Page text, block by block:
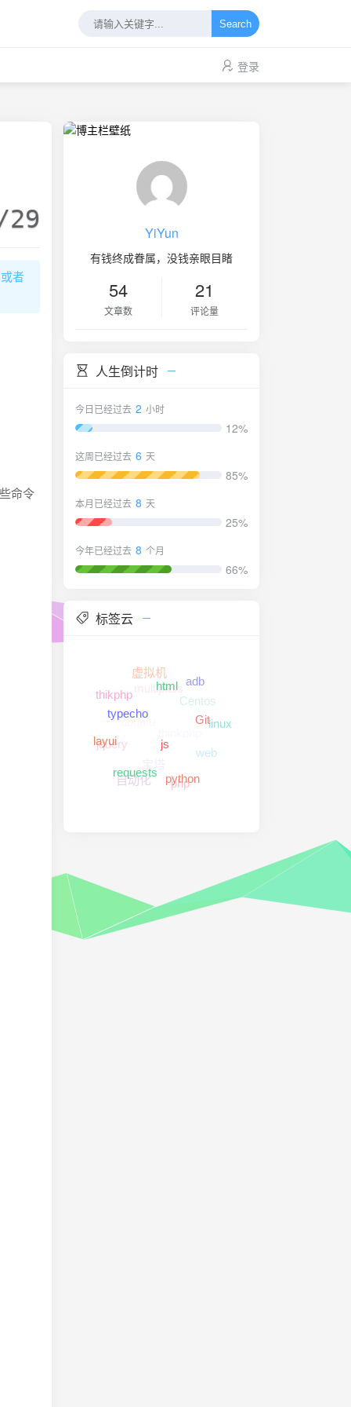
Search
登录
29
者
命令
YiYun
有钱终成眷属，没钱亲眼目睹
54
文章数
21
评论量
人生倒计时
今日已经过去 2 小时
12%
这周已经过去 6 天
85%
本月已经过去 8 天
25%
今年已经过去 8 个月
66%
标签云
python
php
web
linux
Git
js
requests
自动化
Centos
adb
html
typecho
layui
jquery
ubuntu
multipass
虚拟机
thikphp